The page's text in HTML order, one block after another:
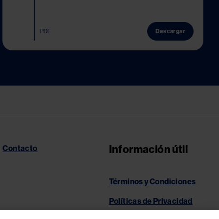
PDF Descargar
Contacto Información útil
Términos y Condiciones
Políticas de Privacidad